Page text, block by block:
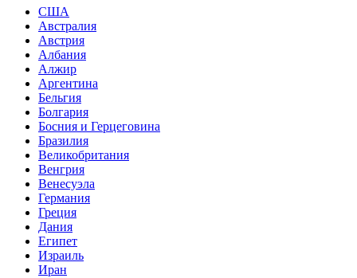
США
Австралия
Австрия
Албания
Алжир
Аргентина
Бельгия
Болгария
Босния и Герцеговина
Бразилия
Великобритания
Венгрия
Венесуэла
Германия
Греция
Дания
Египет
Израиль
Иран